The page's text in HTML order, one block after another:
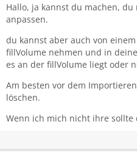
Hallo, ja kannst du machen,
anpassen.
du kannst aber auch von
fillVolume nehmen und in
es an der fillVolume liegt oder
Am besten vor dem
löschen.
Wenn ich mich nicht ihre sollte